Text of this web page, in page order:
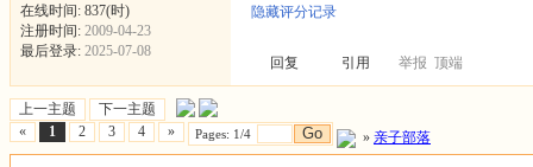
在线时间: 837(时)
注册时间: 2009-04-23
最后登录: 2025-07-08
隐藏评分记录
回复 引用 举报 顶端
上一主题
下一主题
«
1 2 3 4 » Pages: 1/4 Go » 亲子部落